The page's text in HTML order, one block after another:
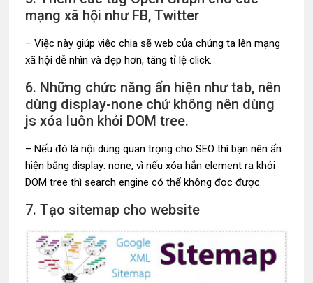
mạng xã hội như FB, Twitter
– Việc này giúp việc chia sẽ web của chúng ta lên mạng
xã hội dễ nhìn và đẹp hơn, tăng tỉ lệ click.
6. Những chức năng ẩn hiện như tab, nên
dùng display-none chứ không nên dùng
js xóa luôn khỏi DOM tree.
– Nếu đó là nội dung quan trọng cho SEO thì bạn nên ẩn
hiện bằng display: none, vì nếu xóa hẳn element ra khỏi
DOM tree thì search engine có thể không đọc được.
7. Tạo sitemap cho website